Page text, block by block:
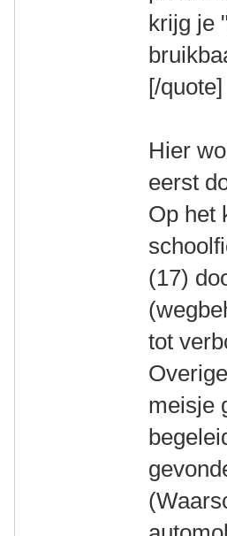
krijg je
[/quote]
Hier
eerst
Op het
(17)
tot
meisje